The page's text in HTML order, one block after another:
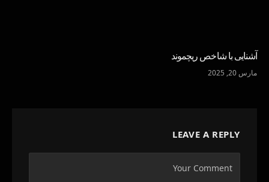
آشنایی با شاخص ریچموند
مارس 20, 2025
LEAVE A REPLY